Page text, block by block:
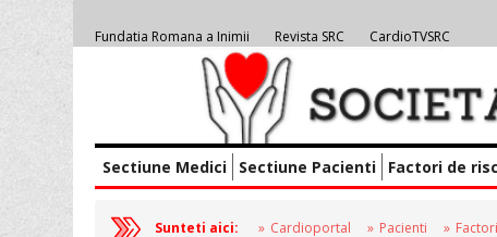
Fundatia Romana a Inimii Revista SRC CardioTVSRC
Sectiune Medici Sectiune Pacienti Factori de
Sunteti aici: Cardioportal Pacienti